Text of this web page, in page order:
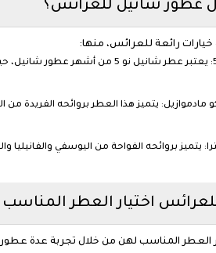
عطور شانيل للعرائس؟
رائعة للعرائس، منها:
عطر شانيل نو 5: يعتبر عطر شانيل نو
يتميز هذا العطر بروائحه الفريدة من
يتميز بروائحه الفواحة من اليوسفي والفانيليا
اختيار العطر
العطر المناسب لهن من خلال تجربة عدة